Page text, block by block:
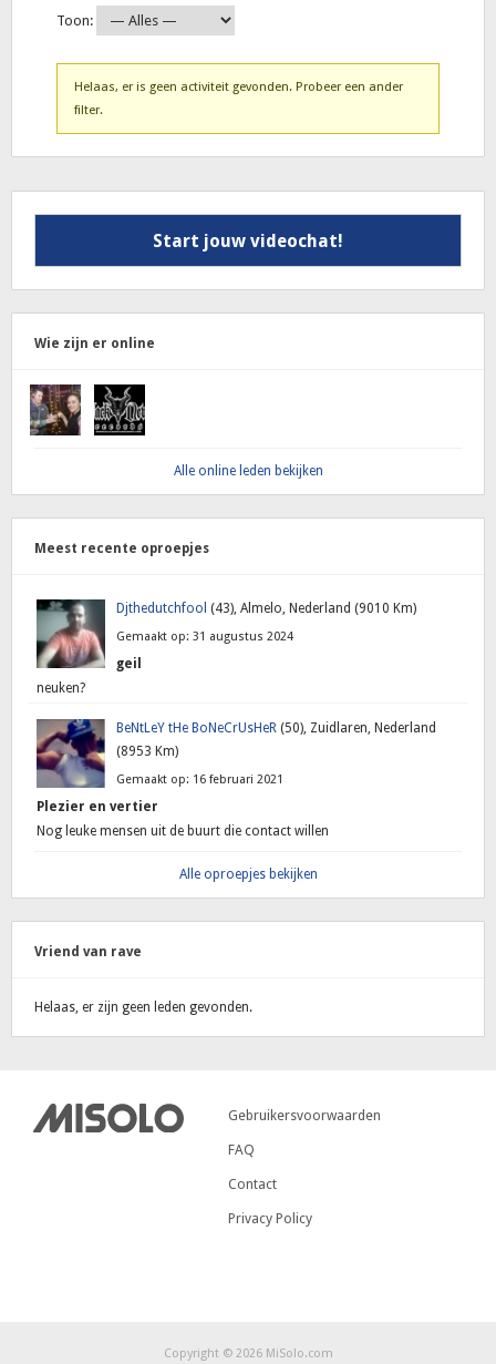
Toon:
Helaas, er is geen activiteit gevonden. Probeer een ander
filter.
Start jouw videochat!
Wie zijn er online
Alle online leden bekijken
Meest recente oproepjes
Djthedutchfool (43), Almelo, Nederland (9010 Km)
Gemaakt op: 31 augustus 2024
geil
neuken?
BeNtLeY tHe BoNeCrUsHeR (50), Zuidlaren, Nederland
(8953 Km)
Gemaakt op: 16 februari 2021
Plezier en vertier
Nog leuke mensen uit de buurt die contact willen
Alle oproepjes bekijken
Vriend van rave
Helaas, er zijn geen leden gevonden.
Gebruikersvoorwaarden
FAQ
Contact
Privacy Policy
Copyright © 2026 MiSolo.com